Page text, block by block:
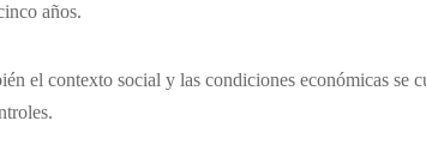
años.
el contexto social y las condiciones económicas se